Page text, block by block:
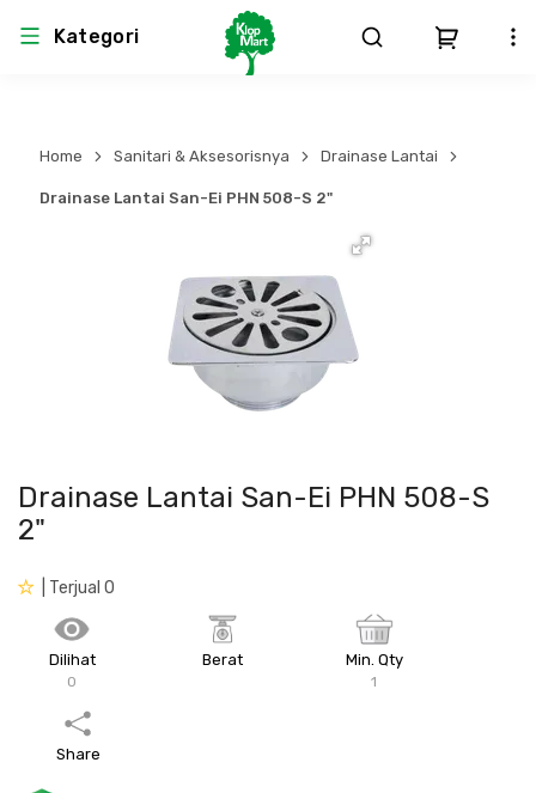
Kategori
Atap & Rangka
Dinding
Pintu, Jendela & Perlengkapan
Lantai
Sanitari & Aksesorisnya
Produk Teknikal & Kimia
Perlengkapan
Bekisting
Beton
Besi Profil & Plat
Sistem Pengudaraan
Sistem Penanggulangan Kebakaran
Sistem Pemipaan
Peralatan Utama
Pompa dan Pipa
Home Sanitari & Aksesorisnya Drainase Lantai
Drainase Lantai San-Ei PHN 508-S 2"
Drainase Lantai San-Ei PHN 508-S
2"
| Terjual 0
Dilihat
0
Berat Min. Qty
1
Share